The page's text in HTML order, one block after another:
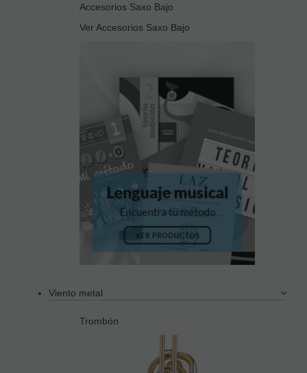
Accesorios Saxo Bajo
Ver Accesorios Saxo Bajo
Viento metal
Trombón